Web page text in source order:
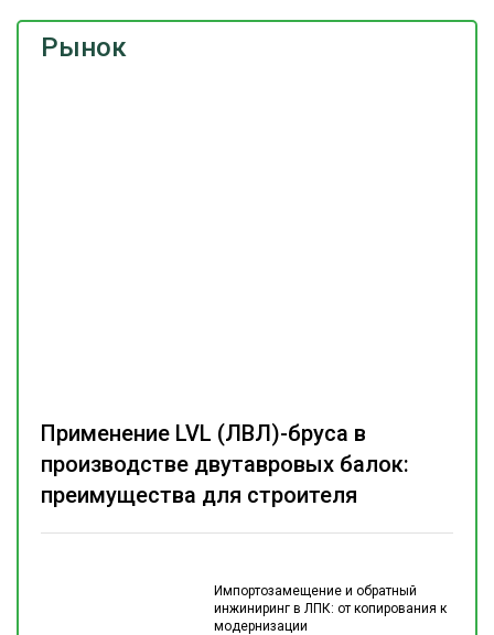
Рынок
Импортозамещение и обратный
инжиниринг в ЛПК: от копирования к
модернизации
Применение LVL (ЛВЛ)-бруса в
производстве двутавровых балок:
преимущества для строителя